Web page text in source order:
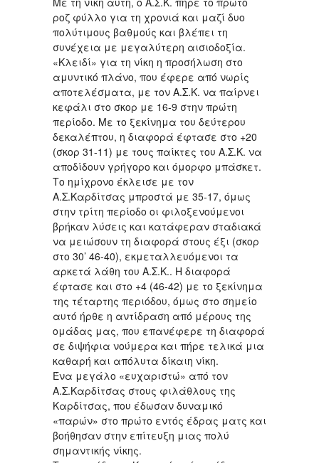
ροζ φύλλο για τη χρονιά και μαζί δυο
πολύτιμους βαθμούς και βλέπει τη
συνέχεια με μεγαλύτερη αισιοδοξία.
«Κλειδί» για τη νίκη η προσήλωση στο
αμυντικό πλάνο, που έφερε από νωρίς
αποτελέσματα, με τον Α.Σ.Κ. να παίρνει
κεφάλι στο σκορ με 16-9 στην πρώτη
περίοδο. Με το ξεκίνημα του δεύτερου
δεκαλέπτου, η διαφορά έφτασε στο +20
(σκορ 31-11) με τους παίκτες του Α.Σ.Κ. να
αποδίδουν γρήγορο και όμορφο μπάσκετ.
Το ημίχρονο έκλεισε με τον
Α.Σ.Καρδίτσας μπροστά με 35-17, όμως
στην τρίτη περίοδο οι φιλοξενούμενοι
βρήκαν λύσεις και κατάφεραν σταδιακά
να μειώσουν τη διαφορά στους έξι (σκορ
στο 30’ 46-40), εκμεταλλευόμενοι τα
αρκετά λάθη του Α.Σ.Κ.. Η διαφορά
έφτασε και στο +4 (46-42) με το ξεκίνημα
της τέταρτης περιόδου, όμως στο σημείο
αυτό ήρθε η αντίδραση από μέρους της
ομάδας μας, που επανέφερε τη διαφορά
σε διψήφια νούμερα και πήρε τελικά μια
καθαρή και απόλυτα δίκαιη νίκη.
Ένα μεγάλο «ευχαριστώ» από τον
Α.Σ.Καρδίτσας στους φιλάθλους της
Καρδίτσας, που έδωσαν δυναμικό
«παρών» στο πρώτο εντός έδρας ματς και
βοήθησαν στην επίτευξη μιας πολύ
σημαντικής νίκης.